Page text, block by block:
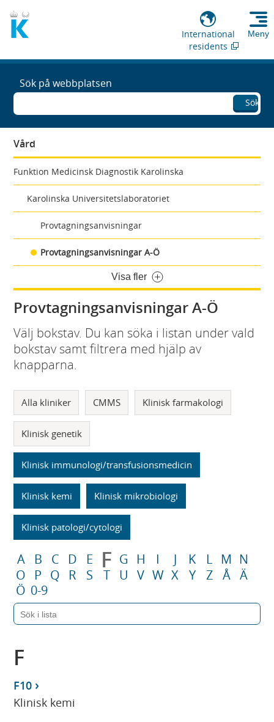
International
residents
Meny
Sök på webbplatsen
Sök
Vård
Funktion Medicinsk Diagnostik Karolinska
Karolinska Universitetslaboratoriet
Provtagningsanvisningar
Provtagningsanvisningar A-Ö
Visa fler
Provtagningsanvisningar A-Ö
Välj bokstav. Du kan söka i listan under vald
bokstav samt filtrera med hjälp av
knapparna.
Alla kliniker CMMS Klinisk farmakologi
Klinisk genetik
Klinisk immunologi/transfusionsmedicin
Klinisk kemi Klinisk mikrobiologi
Klinisk patologi/cytologi
A B C D E F G H I J K L M N
O
P Q R S T U V W X Y Z Å Ä
Ö 0-9
F
F10
Klinisk kemi